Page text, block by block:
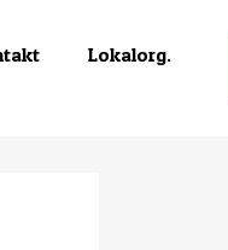
Lokalorg.